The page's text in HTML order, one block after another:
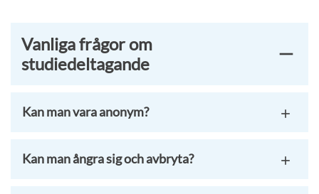
Vanliga frågor om
studiedeltagande
Kan man vara anonym?
Kan man ångra sig och avbryta?